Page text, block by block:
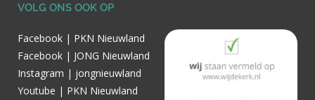
VOLG ONS OOK OP
Facebook | PKN Nieuwland
Facebook | JONG Nieuwland
Instagram | jongnieuwland
Youtube | PKN Nieuwland